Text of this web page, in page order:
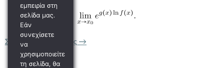
Συνέχεια ανάγνωσης ΚΑΝΟΝΕΣ DE L HOSPITAL
→
εμπειρία στη
σελίδα μας.
Εάν
συνεχίσετε
να
χρησιμοποιείτε
τη σελίδα, θα